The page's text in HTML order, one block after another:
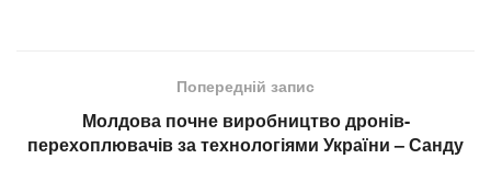
Попередній запис
Молдова почне виробництво дронів-
перехоплювачів за технологіями України – Санду